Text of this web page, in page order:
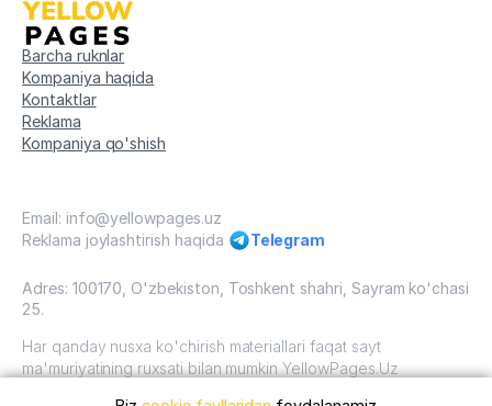
70 URBAN RETAIL QK MChJ
71 BOLALAR BOG'CHASI №593
72
73 OPTIMUM SMART MChJ
75 MAURIS CARS MChJ
76 AUTO LEGEND OIL MChJ 596 м
78 DELTA OIL PLUS MChJ 617 м
Barcha ruknlar
Kompaniya haqida
Kontaktlar
Reklama
Kompaniya qo'shish
Email: info@yellowpages.uz
Reklama joylashtirish haqida
Telegram
Adres: 100170, O'zbekiston, Toshkent shahri, Sayram ko'chasi
25.
Har qanday nusxa ko'chirish materiallari faqat sayt
ma'muriyatining ruxsati bilan mumkin YellowPages.Uz